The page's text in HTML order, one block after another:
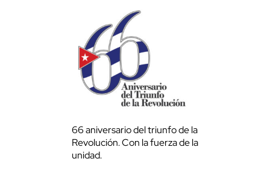
66 aniversario del triunfo de la
Revolución. Con la fuerza de la
unidad.